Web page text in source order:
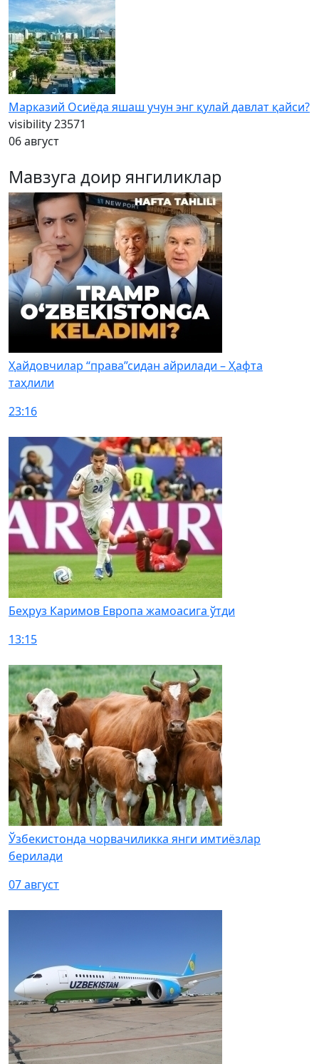
Марказий Осиёда яшаш учун энг қулай давлат қайси?
visibility23571
06 август
Мавзуга доир янгиликлар
Ҳайдовчилар “права”сидан айрилади – Ҳафта
таҳлили
23:16
Беҳруз Каримов Европа жамоасига ўтди
13:15
Ўзбекистонда чорвачиликка янги имтиёзлар
берилади
07 август